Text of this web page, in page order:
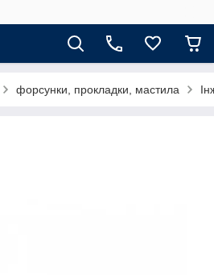
форсунки, прокладки, мастила